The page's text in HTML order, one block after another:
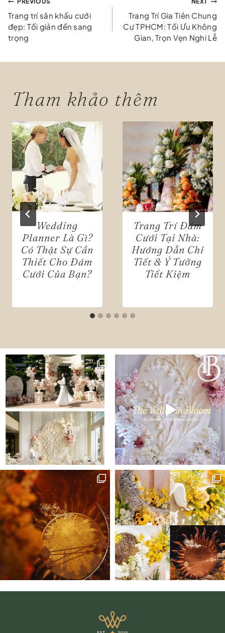
Điều
hướng
bài
viết
Trang trí sân khấu cưới
đẹp: Tối giản đến sang
trọng
Trang Trí Gia Tiên Chung
Cư TPHCM: Tối Ưu Không
Gian, Trọn Vẹn Nghi Lễ
Tham khảo thêm
Wedding
Planner Là Gì?
Có Thật Sự Cần
Thiết Cho Đám
Cưới Của Bạn?
Trang Trí Đám
Cưới Tại Nhà:
Hướng Dẫn Chi
Tiết & Ý Tưởng
Tiết Kiệm